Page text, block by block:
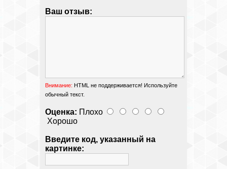
Ваш отзыв:
Внимание: HTML не поддерживается! Используйте
обычный текст.
Оценка: Плохо
Хорошо
Введите код, указанный на
картинке: